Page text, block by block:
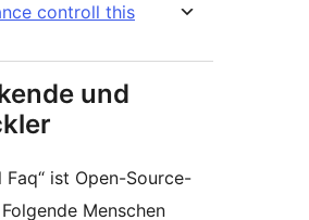
controll this
und
Faq“ ist Open-Source-
Menschen